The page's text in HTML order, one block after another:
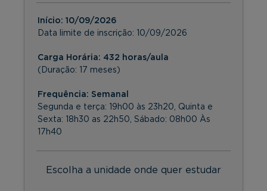
Início: 10/09/2026
Data limite de inscrição: 10/09/2026
Carga Horária: 432 horas/aula
(Duração: 17 meses)
Frequência: Semanal
Segunda e terça: 19h00 às 23h20, Quinta e
Sexta: 18h30 as 22h50, Sábado: 08h00 Às
17h40
Escolha a unidade onde quer estudar